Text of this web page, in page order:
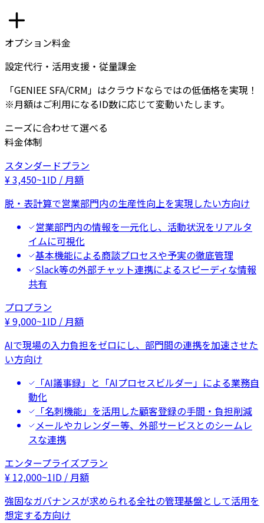
オプション料金
設定代行・活用支援・従量課金
「GENIEE SFA/CRM」はクラウドならではの低価格を実現！
※月額はご利用になるID数に応じて変動いたします。
ニーズに合わせて選べる
料金体制
スタンダードプラン
¥3,450~1ID / 月額
脱・表計算で営業部門内の生産性向上を実現したい方向け
営業部門内の情報を一元化し、活動状況をリアルタ
イムに可視化
基本機能による商談プロセスや予実の徹底管理
Slack等の外部チャット連携によるスピーディな情報
共有
プロプラン
¥9,000~1ID / 月額
AIで現場の入力負担をゼロにし、部門間の連携を加速させた
い方向け
「AI議事録」と「AIプロセスビルダー」による業務自
動化
「名刺機能」を活用した顧客登録の手間・負担削減
メールやカレンダー等、外部サービスとのシームレ
スな連携
エンタープライズプラン
¥ 12,000~1ID / 月額
強固なガバナンスが求められる全社の管理基盤として活用を
想定する方向け